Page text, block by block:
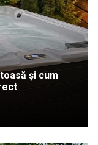
și cum